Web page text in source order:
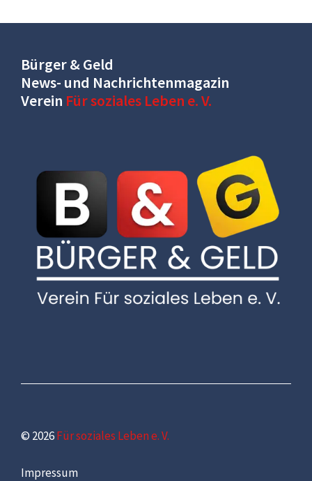
Bürger & Geld
News- und Nachrichtenmagazin
Verein Für soziales Leben e. V.
© 2026Für soziales Leben e. V.
Impressum